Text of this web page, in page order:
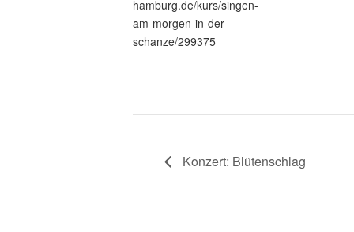
hamburg.de/kurs/singen-
am-morgen-in-der-
schanze/299375
Konzert: Blütenschlag